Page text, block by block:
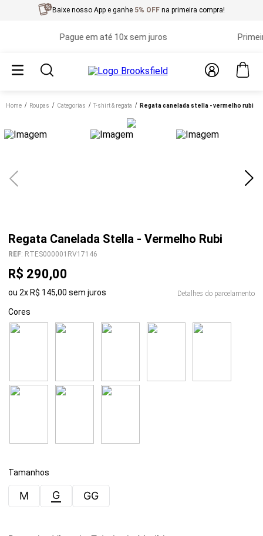
Baixe nosso App e ganhe 5% OFF na primeira compra!
Pague em até 10x sem juros Primeira
Home roupas categorias t-shirt & regata regata canelada stella - vermelho rubi
Regata Canelada Stella - Vermelho Rubi
REF: RTES000001RV17146
R$ 290,00
ou 2x R$ 145,00 sem juros Detalhes do parcelamento
Cores
Tamanhos
M G GG